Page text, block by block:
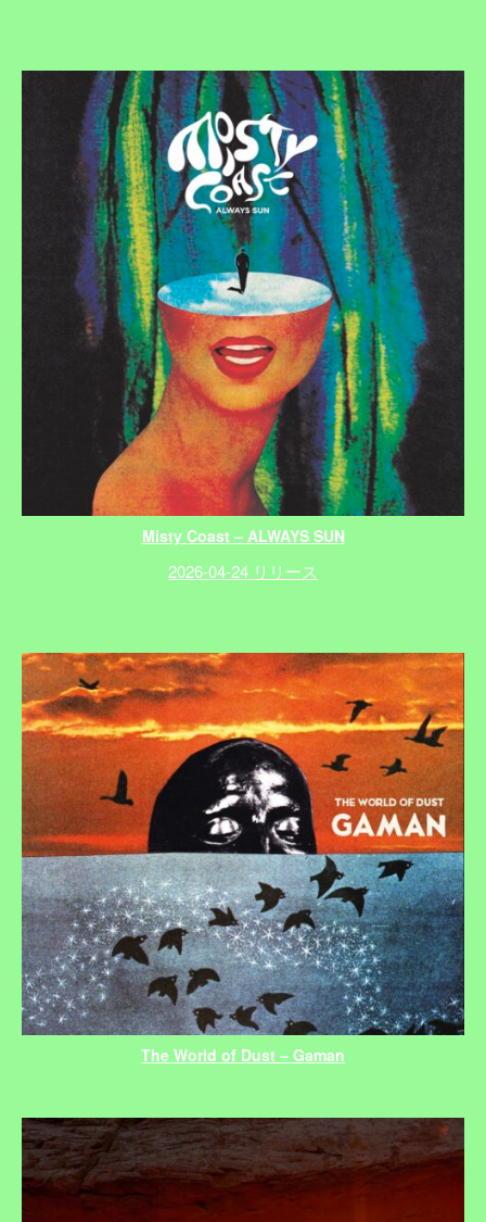
Misty Coast – ALWAYS SUN
2026-04-24 リリース
The World of Dust – Gaman